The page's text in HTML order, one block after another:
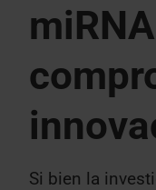
Si bien la